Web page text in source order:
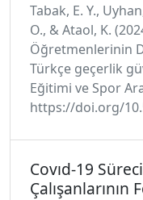
Tabak, E. Y.,
O., & Ataol, K.
Öğretmenlerinin
Türkçe geçerlik
Eğitimi ve Spor
https://doi.org/
Covıd-19
Çalışanlarının